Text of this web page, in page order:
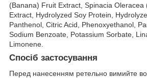
(Banana) Fruit Extract, Spinacia Oleracea
Extract, Hydrolyzed Soy Protein,
Panthenol, Citric Acid, Phenoxyethanol,
Sodium Benzoate, Potassium Sorbate,
Limonene.
Спосіб застосування
Перед нанесенням ретельно вимийте